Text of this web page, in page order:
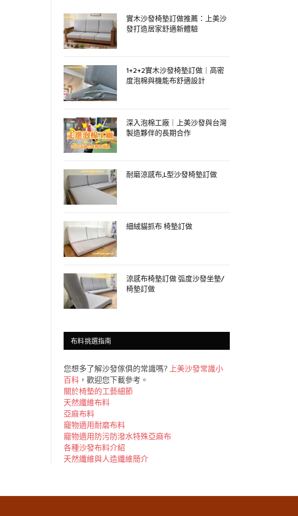
實木沙發椅墊訂做推薦：上美沙
發打造居家舒適新體驗
1+2+2實木沙發椅墊訂做｜高密
度泡棉與機能布舒適設計
深入泡棉工廠｜上美沙發與台灣
製造夥伴的長期合作
耐磨涼感布,L型沙發椅墊訂做
細絨貓抓布 椅墊訂做
涼感布椅墊訂做 弧度沙發坐墊/
椅墊訂做
布料挑選指南
您想多了解沙發傢俱的常識嗎?
上美沙發常識小
百科 ，歡迎您下載參考。
關於椅墊的工藝細節
天然纖維布料
亞麻布料
竉物適用耐磨布料
竉物適用防污防潑水特殊亞麻布
各種沙發布料介紹
天然纖維與人造纖維簡介